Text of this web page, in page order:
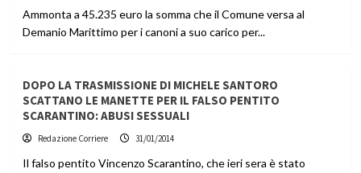
Ammonta a 45.235 euro la somma che il Comune versa al
Demanio Marittimo per i canoni a suo carico per...
DOPO LA TRASMISSIONE DI MICHELE SANTORO
SCATTANO LE MANETTE PER IL FALSO PENTITO
SCARANTINO: ABUSI SESSUALI
Redazione Corriere 31/01/2014
Il falso pentito Vincenzo Scarantino, che ieri sera è stato